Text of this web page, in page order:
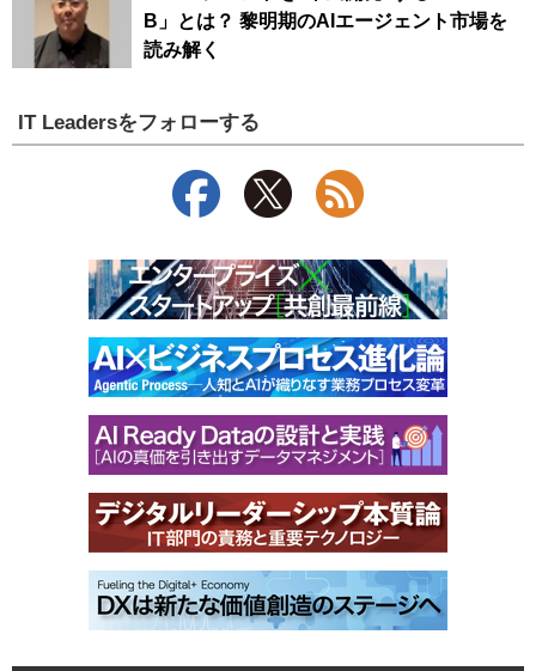
B」とは？ 黎明期のAIエージェント市場を
読み解く
IT Leadersをフォローする